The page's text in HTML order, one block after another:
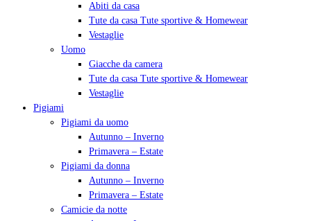
Abiti da casa
Tute da casa Tute sportive & Homewear
Vestaglie
Uomo
Giacche da camera
Tute da casa Tute sportive & Homewear
Vestaglie
Pigiami
Pigiami da uomo
Autunno – Inverno
Primavera – Estate
Pigiami da donna
Autunno – Inverno
Primavera – Estate
Camicie da notte